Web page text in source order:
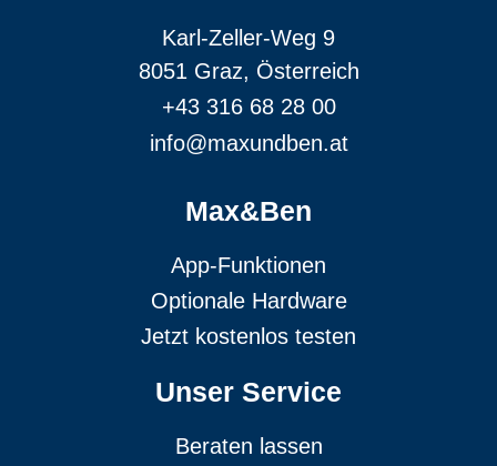
Karl-Zeller-Weg 9
8051 Graz, Österreich
+43 316 68 28 00
info@maxundben.at
Max&Ben
App-Funktionen
Optionale Hardware
Jetzt kostenlos testen
Unser Service
Beraten lassen